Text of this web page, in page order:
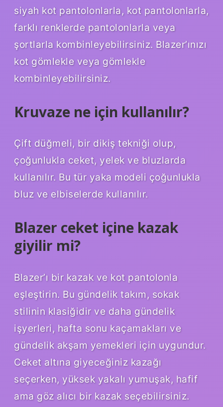
siyah kot pantolonlarla, kot pantolonlarla,
farklı renklerde pantolonlarla veya
şortlarla kombinleyebilirsiniz. Blazer’ınızı
kot gömlekle veya gömlekle
kombinleyebilirsiniz.
Kruvaze ne için kullanılır?
Çift düğmeli, bir dikiş tekniği olup,
çoğunlukla ceket, yelek ve bluzlarda
kullanılır. Bu tür yaka modeli çoğunlukla
bluz ve elbiselerde kullanılır.
Blazer ceket içine kazak
giyilir mi?
Blazer’ı bir kazak ve kot pantolonla
eşleştirin. Bu gündelik takım, sokak
stilinin klasiğidir ve daha gündelik
işyerleri, hafta sonu kaçamakları ve
gündelik akşam yemekleri için uygundur.
Ceket altına giyeceğiniz kazağı
seçerken, yüksek yakalı yumuşak, hafif
ama göz alıcı bir kazak seçebilirsiniz.